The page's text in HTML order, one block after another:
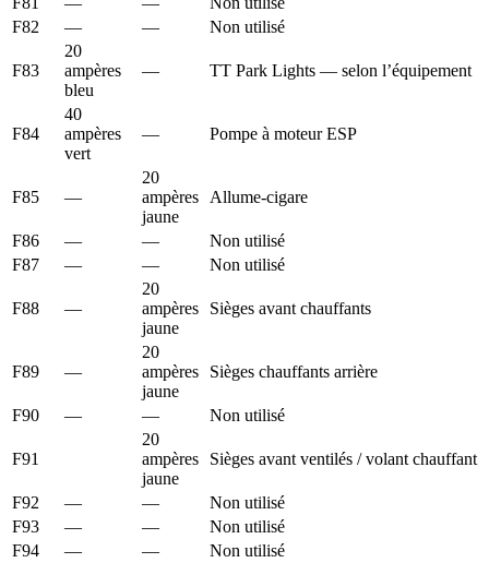
F82
— — Non utilisé
F83
20
ampères
bleu
— TT Park Lights — selon l’équipement
F84
40
ampères
vert
— Pompe à moteur ESP
F85 —
20
ampères
jaune
Allume-cigare
F86 — —
Non utilisé
F87
— — Non utilisé
F88 —
20
ampères
jaune
Sièges avant chauffants
F89 —
20
ampères
jaune
Sièges chauffants arrière
F90 — — Non utilisé
F91
20
ampères
jaune
Sièges avant ventilés / volant chauffant
F92 — —
Non utilisé
F93
— —
Non utilisé
F94
— — Non utilisé